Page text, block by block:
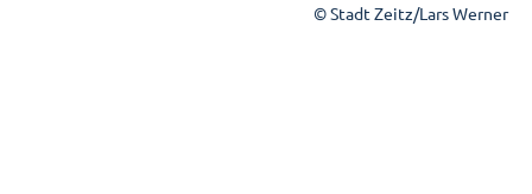
© Stadt Zeitz/Lars Werner